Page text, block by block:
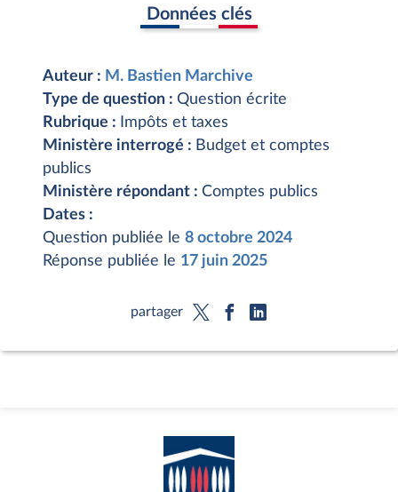
Données clés
Auteur : M. Bastien Marchive
Type de question : Question écrite
Rubrique :
Impôts et taxes
Ministère interrogé : Budget et comptes
publics
Ministère répondant : Comptes publics
Dates :
Question publiée le 8 octobre 2024
Réponse publiée le 17 juin 2025
partager